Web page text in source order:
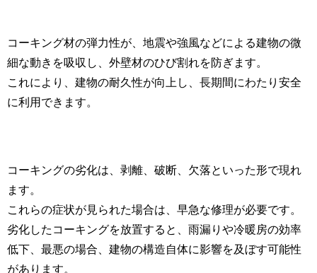
コーキング材の弾力性が、地震や強風などによる建物の微
細な動きを吸収し、外壁材のひび割れを防ぎます。
これにより、建物の耐久性が向上し、長期間にわたり安全
に利用できます。
コーキングの劣化は、剥離、破断、欠落といった形で現れ
ます。
これらの症状が見られた場合は、早急な修理が必要です。
劣化したコーキングを放置すると、雨漏りや冷暖房の効率
低下、最悪の場合、建物の構造自体に影響を及ぼす可能性
があります。